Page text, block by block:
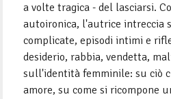
a volte tragica - del lasciarsi.
autoironica, l'autrice intreccia
complicate, episodi intimi e
desiderio, rabbia, vendetta,
sull'identità femminile: su ciò
amore, su come si ricompone